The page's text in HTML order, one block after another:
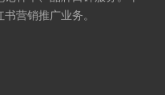
营销推广业务。